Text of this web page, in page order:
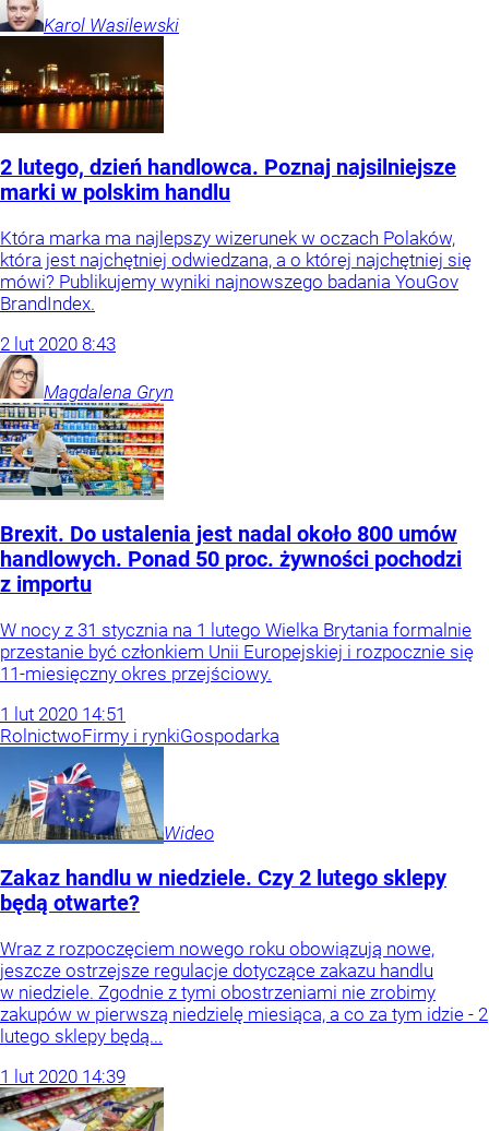
Karol Wasilewski
2 lutego, dzień handlowca. Poznaj najsilniejsze
marki w polskim handlu
Która marka ma najlepszy wizerunek w oczach Polaków,
która jest najchętniej odwiedzana, a o której najchętniej się
mówi? Publikujemy wyniki najnowszego badania YouGov
BrandIndex.
2 lut 2020 8:43
Magdalena Gryn
Brexit. Do ustalenia jest nadal około 800 umów
handlowych. Ponad 50 proc. żywności pochodzi
z importu
W nocy z 31 stycznia na 1 lutego Wielka Brytania formalnie
przestanie być członkiem Unii Europejskiej i rozpocznie się
11-miesięczny okres przejściowy.
1 lut 2020 14:51
RolnictwoFirmy i rynkiGospodarka
Wideo
Zakaz handlu w niedziele. Czy 2 lutego sklepy
będą otwarte?
Wraz z rozpoczęciem nowego roku obowiązują nowe,
jeszcze ostrzejsze regulacje dotyczące zakazu handlu
w niedziele. Zgodnie z tymi obostrzeniami nie zrobimy
zakupów w pierwszą niedzielę miesiąca, a co za tym idzie - 2
lutego sklepy będą...
1 lut 2020 14:39